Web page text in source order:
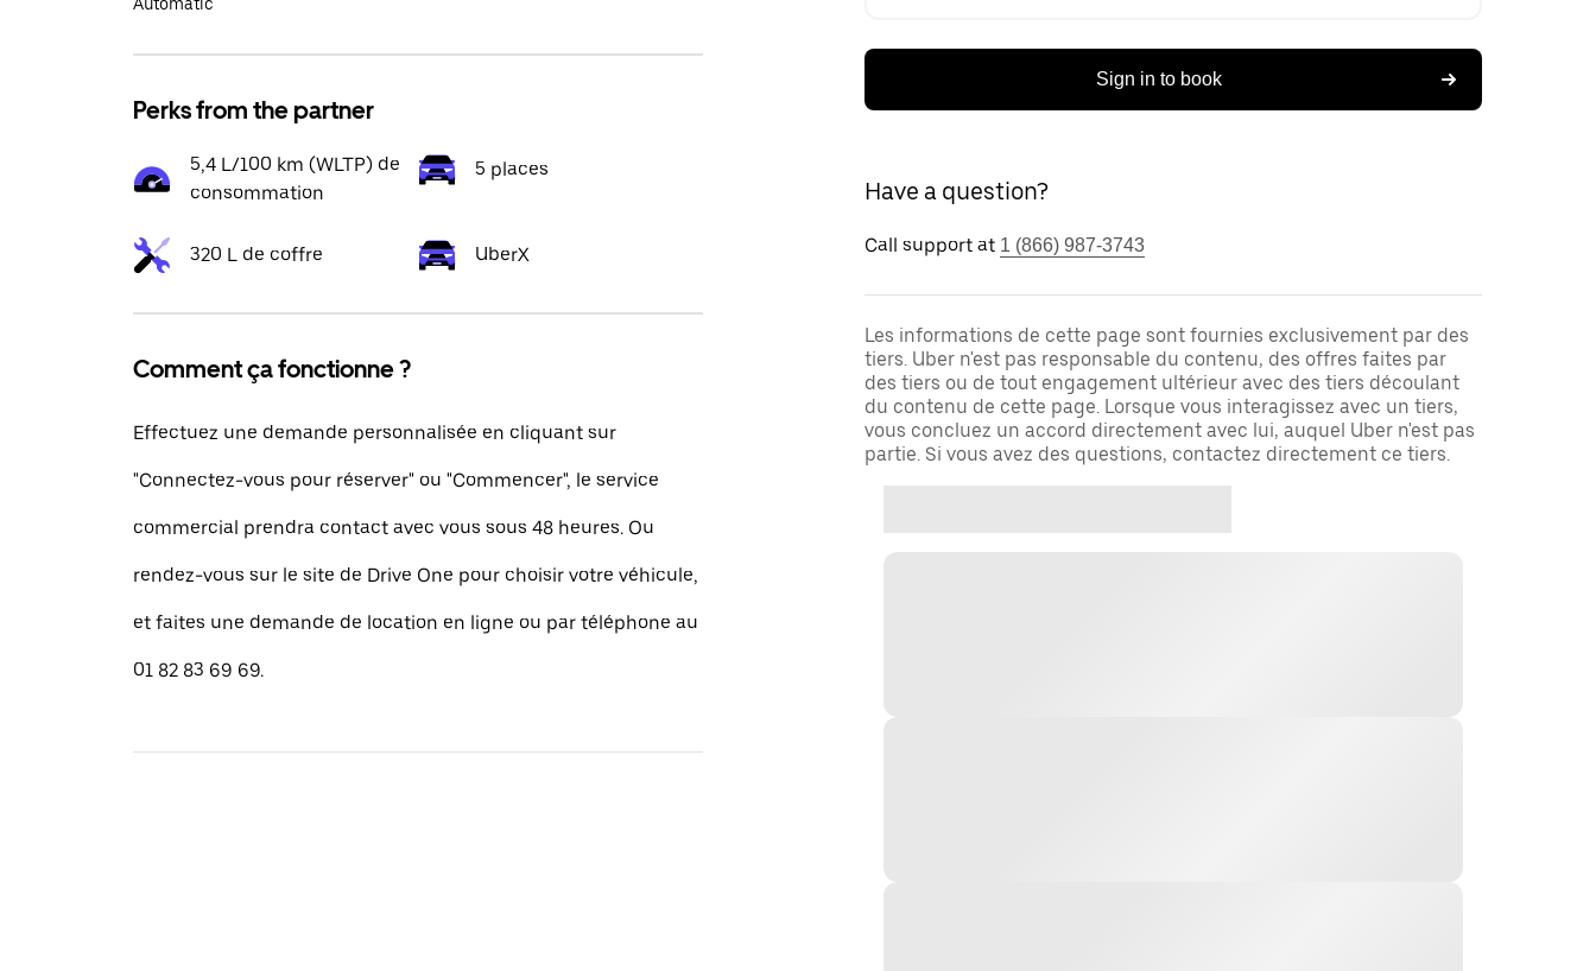
Perks from the partner
5,4 L/100 km (WLTP) de
consommation
5 places
320 L de coffre UberX
Comment ça fonctionne ?
Effectuez une demande personnalisée en cliquant sur
"Connectez-vous pour réserver" ou "Commencer", le service
commercial prendra contact avec vous sous 48 heures. Ou
rendez-vous sur le site de Drive One pour choisir votre véhicule,
et faites une demande de location en ligne ou par téléphone au
01 82 83 69 69.
Sign in to book
Have a question?
Call support at 1 (866) 987-3743
Les informations de cette page sont fournies exclusivement par des
tiers. Uber n'est pas responsable du contenu, des offres faites par
des tiers ou de tout engagement ultérieur avec des tiers découlant
du contenu de cette page. Lorsque vous interagissez avec un tiers,
vous concluez un accord directement avec lui, auquel Uber n'est pas
partie. Si vous avez des questions, contactez directement ce tiers.